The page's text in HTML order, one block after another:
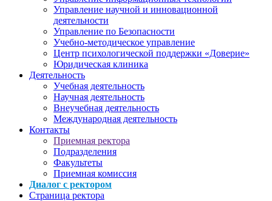
Управление научной и инновационной
деятельности
Управление по Безопасности
Учебно-методическое управление
Центр психологической поддержки «Доверие»
Юридическая клиника
Деятельность
Учебная деятельность
Научная деятельность
Внеучебная деятельность
Международная деятельность
Контакты
Приемная ректора
Подразделения
Факультеты
Приемная комиссия
Диалог с ректором
Страница ректора